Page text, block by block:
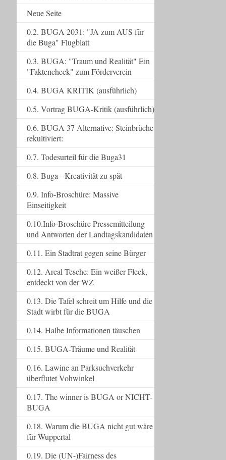
Neue Seite
0.2. BUGA 2031: "JA zum AUS für
die Buga" Flugblatt
0.3. BUGA: "Traum und Realität" Ein
"Faktencheck" zum Förderverein
0.4. BUGA KRITIK (ausführlich)
0.5. Vortrag BUGA-Kritik (ausführlich)
0.6. BUGA 37 Alternative: Steinbrüche
rekultiviert:
0.7. Todesurteil für die Buga31
0.8. Buga - Kreativität zu spät
0.9. Info-Broschüre: Massive
Einseitigkeit
0.10.Info-Broschüre Pressemitteilung
und Antworten der Landtagskandidaten
0.11. Ein Stadtrat gegen seine Bürger
0.12. Areal Tesche: Ein weißer Fleck,
entdeckt von der WZ
0.13. Die Tafel schreit um Hilfe und die
Stadt wirbt für die BUGA
0.14. Halbe Informationen täuschen
0.15. BUGA-Träume und Realität
0.16. Lawine an Parksuchverkehr
überflutet Vohwinkel
0.17. The winner is BUGA or NICHT-
BUGA
0.18. Warum die BUGA nicht gut wäre
für Wuppertal
0.19. Die (UN-)Fairness des